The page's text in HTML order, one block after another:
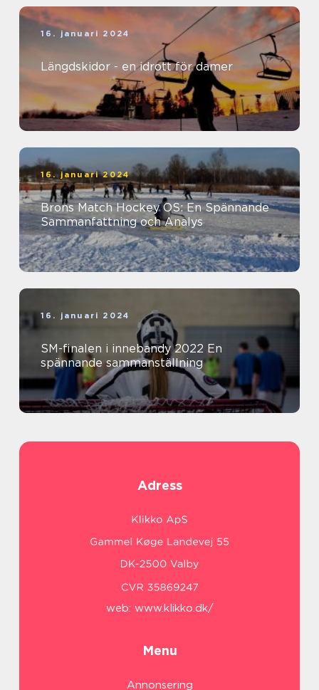
16. januari 2024
Längdskidor - en idrott för damer
16. januari 2024
Brons Match Hockey OS: En Spännande
Sammanfattning och Analys
16. januari 2024
SM-finalen i innebandy 2022 En
spännande sammanställning
Adress
web: www.klikko.dk/
Menu
Annonsering